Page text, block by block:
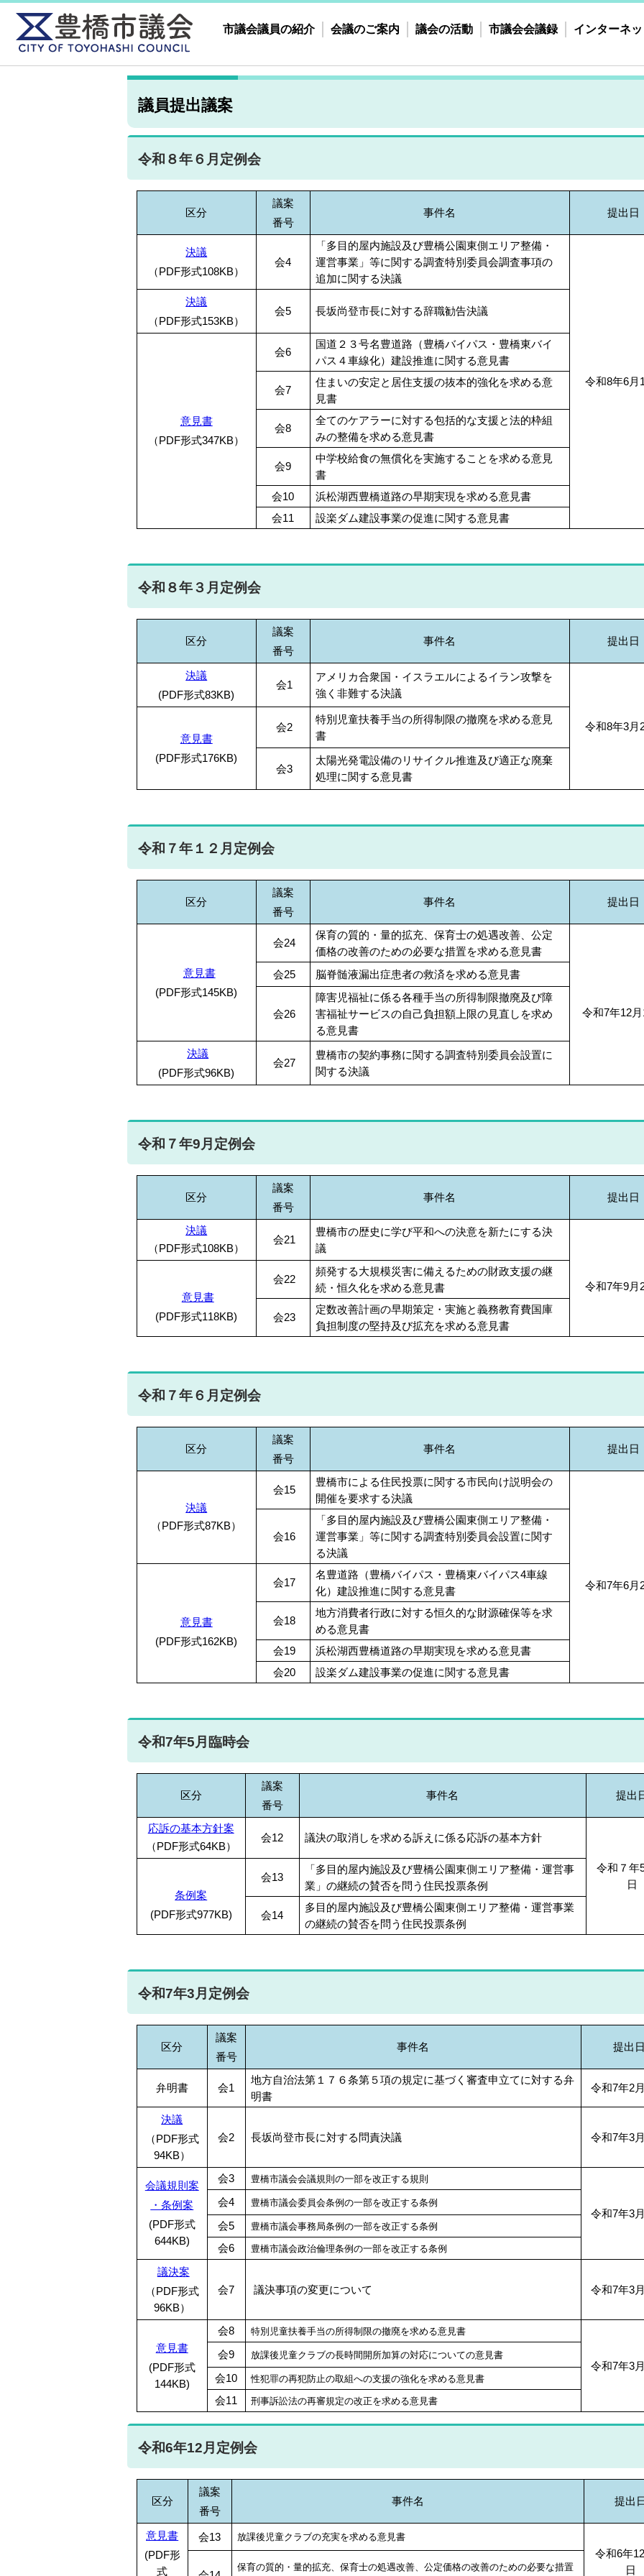
市議会議員の紹介 会議のご案内 議会の活動 市議会会議録 インターネ
議員提出議案
令和８年６月定例会
区分
議案
番号
事件名 提出日
決議
（PDF形式108KB）
会4
「多目的屋内施設及び豊橋公園東側エリア整備・
運営事業」等に関する調査特別委員会調査事項の
追加に関する決議
令和8年6月
決議
（PDF形式153KB）
会5 長坂尚登市長に対する辞職勧告決議
意見書
（PDF形式347KB）
会6
国道２３号名豊道路（豊橋バイパス・豊橋東バイ
パス４車線化）建設推進に関する意見書
会7
住まいの安定と居住支援の抜本的強化を求める意
見書
会8
全てのケアラーに対する包括的な支援と法的枠組
みの整備を求める意見書
会9
中学校給食の無償化を実施することを求める意見
書
会10
浜松湖西豊橋道路の早期実現を求める意見書
会11
設楽ダム建設事業の促進に関する意見書
令和８年３月定例会
区分
議案
番号
事件名 提出日
決議
(PDF形式83KB)
会1
アメリカ合衆国・イスラエルによるイラン攻撃を
強く非難する決議
令和8年3月
意見書
(PDF形式176KB)
会2
特別児童扶養手当の所得制限の撤廃を求める意見
書
会3
太陽光発電設備のリサイクル推進及び適正な廃棄
処理に関する意見書
令和７年１２月定例会
区分
議案
番号
事件名 提出日
意見書
(PDF形式145KB)
会24
保育の質的・量的拡充、保育士の処遇改善、公定
価格の改善のための必要な措置を求める意見書
令和7年12
会25 脳脊髄液漏出症患者の救済を求める意見書
会26
障害児福祉に係る各種手当の所得制限撤廃及び障
害福祉サービスの自己負担額上限の見直しを求め
る意見書
決議
(PDF形式96KB)
会27
豊橋市の契約事務に関する調査特別委員会設置に
関する決議
令和７年9月定例会
区分
議案
番号
事件名 提出日
決議
（PDF形式108KB）
会21
豊橋市の歴史に学び平和への決意を新たにする決
議
令和7年9月
意見書
(PDF形式118KB)
会22
頻発する大規模災害に備えるための財政支援の継
続・恒久化を求める意見書
会23
定数改善計画の早期策定・実施と義務教育費国庫
負担制度の堅持及び拡充を求める意見書
令和７年６月定例会
区分
議案
番号
事件名 提出日
決議
（PDF形式87KB）
会15
豊橋市による住民投票に関する市民向け説明会の
開催を要求する決議
令和7年6月
会16
「多目的屋内施設及び豊橋公園東側エリア整備・
運営事業」等に関する調査特別委員会設置に関す
る決議
意見書
(PDF形式162KB)
会17
名豊道路（豊橋バイパス・豊橋東バイパス4車線
化）建設推進に関する意見書
会18
地方消費者行政に対する恒久的な財源確保等を求
める意見書
会19
浜松湖西豊橋道路の早期実現を求める意見書
会20
設楽ダム建設事業の促進に関する意見書
令和7年5月臨時会
区分
議案
番号
事件名 提出
応訴の基本方針案
（PDF形式64KB）
会12 議決の取消しを求める訴えに係る応訴の基本方針
令和７年
日
条例案
(PDF形式977KB)
会13
「多目的屋内施設及び豊橋公園東側エリア整備・運営事
業」の継続の賛否を問う住民投票条例
会14
多目的屋内施設及び豊橋公園東側エリア整備・運営事業
の継続の賛否を問う住民投票条例
令和7年3月定例会
区分
議案
番号
事件名 提出
弁明書 会1
地方自治法第１７６条第５項の規定に基づく審査申立てに対する弁
明書
令和7年2
決議
（PDF形式
94KB）
会2 長坂尚登市長に対する問責決議 令和7年3
会議規則案
・条例案
(PDF形式
644KB)
会3 豊橋市議会会議規則の一部を改正する規則
令和7年3
会4 豊橋市議会委員会条例の一部を改正する条例
会5 豊橋市議会事務局条例の一部を改正する条例
会6 豊橋市議会政治倫理条例の一部を改正する条例
議決案
（PDF形式
96KB）
会7 議決事項の変更について 令和7年3
意見書
(PDF形式
144KB)
会8 特別児童扶養手当の所得制限の撤廃を求める意見書
令和7年3
会9 放課後児童クラブの長時間開所加算の対応についての意見書
会10 性犯罪の再犯防止の取組への支援の強化を求める意見書
会11 刑事訴訟法の再審規定の改正を求める意見書
令和6年12月定例会
区分
議案
番号
事件名 提出
意見書
(PDF形
式
会13 放課後児童クラブの充実を求める意見書
令和6年
日
保育の質的・量的拡充、保育士の処遇改善、公定価格の改善のための必要な措置